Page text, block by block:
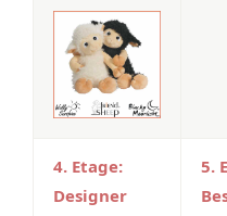
4. Etage:
Designer
5.